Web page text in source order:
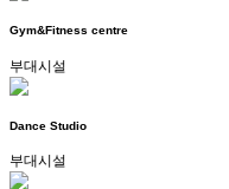
Gym&Fitness centre
부대시설
Dance Studio
부대시설